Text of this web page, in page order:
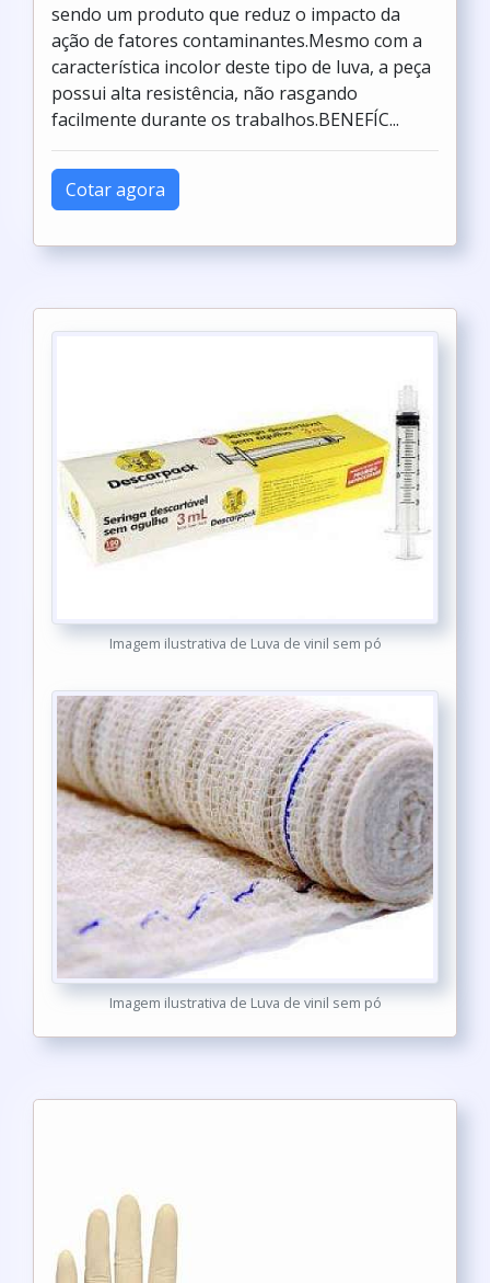
sendo um produto que reduz o impacto da
ação de fatores contaminantes.Mesmo com a
característica incolor deste tipo de luva, a peça
possui alta resistência, não rasgando
facilmente durante os trabalhos.BENEFÍC...
Cotar agora
Imagem ilustrativa de Luva de vinil sem pó
Imagem ilustrativa de Luva de vinil sem pó